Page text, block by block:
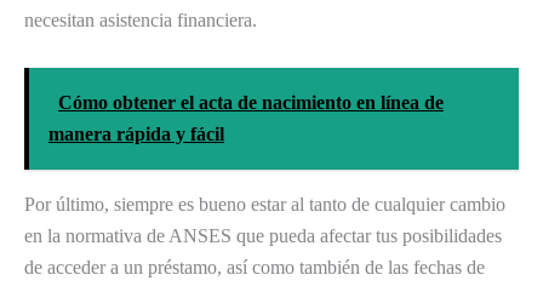
necesitan asistencia financiera.
Cómo obtener el acta de nacimiento en línea de
manera rápida y fácil
Por último, siempre es bueno estar al tanto de cualquier cambio
en la normativa de ANSES que pueda afectar tus posibilidades
de acceder a un préstamo, así como también de las fechas de